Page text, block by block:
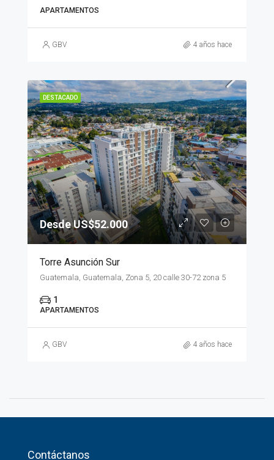
APARTAMENTOS
GBV 4 años hace
DESTACADO
Desde US$52.000
Torre Asunción Sur
Guatemala, Guatemala, Zona 5, 20 calle 30-72 zona 5
1
APARTAMENTOS
GBV 4 años hace
Contáctanos